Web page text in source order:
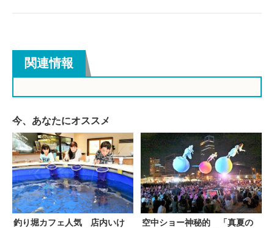
関連情報
今、あなたにオススメ
釣り堀カフェ人気 店内いけ
空中ショー神秘的 「真夏の